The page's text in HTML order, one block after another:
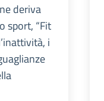
deriva
sport, “Fit
i